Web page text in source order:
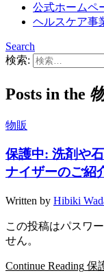
公式ホームペ
ヘルスケア事
Search
検索:
Posts in the
物販
保護中: 洗剤や
ナイザーのご紹
Written by Hibiki
この投稿はパスワ
せん。
Continue Reading 保